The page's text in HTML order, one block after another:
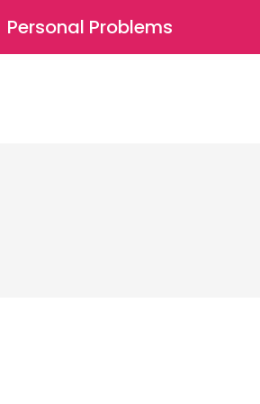
⚲
Personal Problems